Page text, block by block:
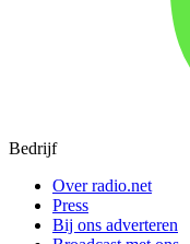
Bedrijf
Over radio.net
Press
Bij ons adverteren